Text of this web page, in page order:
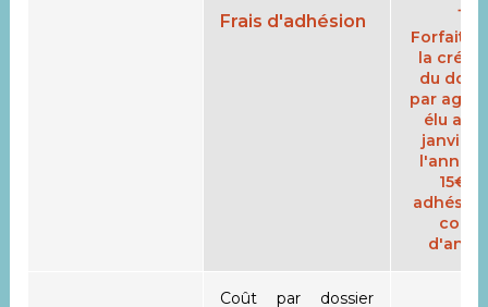
Frais d'adhésion
+
Forfait
la
du
par
élu au
janvier
l'année
15€ si
cours
Coût par dossier